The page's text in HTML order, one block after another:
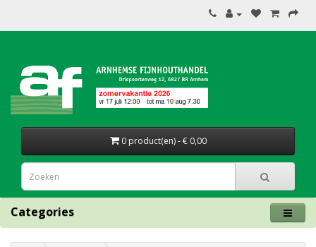
0 product(en) - € 0,00
Categories